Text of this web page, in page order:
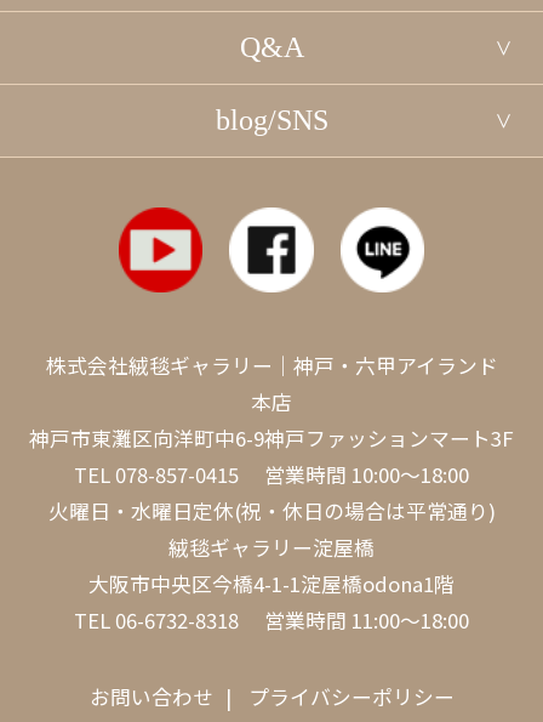
Q&A
blog/SNS
株式会社絨毯ギャラリー｜神戸・六甲アイランド
本店
神戸市東灘区向洋町中6-9神戸ファッションマート3F
TEL 078-857-0415 営業時間 10:00～18:00
火曜日・水曜日定休(祝・休日の場合は平常通り)
絨毯ギャラリー淀屋橋
大阪市中央区今橋4-1-1淀屋橋odona1階
TEL 06-6732-8318 営業時間 11:00～18:00
お問い合わせ プライバシーポリシー